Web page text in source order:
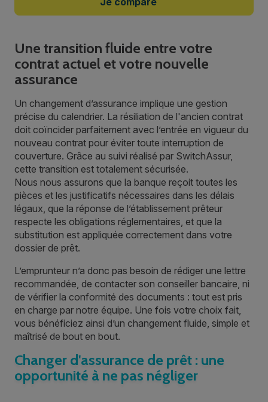
Une transition fluide entre votre
contrat actuel et votre nouvelle
assurance
Un changement d’assurance implique une gestion
précise du calendrier. La résiliation de l'ancien contrat
doit coïncider parfaitement avec l’entrée en vigueur du
nouveau contrat pour éviter toute interruption de
couverture. Grâce au suivi réalisé par SwitchAssur,
cette transition est totalement sécurisée.
Nous nous assurons que la banque reçoit toutes les
pièces et les justificatifs nécessaires dans les délais
légaux, que la réponse de l’établissement prêteur
respecte les obligations réglementaires, et que la
substitution est appliquée correctement dans votre
dossier de prêt.
L’emprunteur n’a donc pas besoin de rédiger une lettre
recommandée, de contacter son conseiller bancaire, ni
de vérifier la conformité des documents : tout est pris
en charge par notre équipe. Une fois votre choix fait,
vous bénéficiez ainsi d’un changement fluide, simple et
maîtrisé de bout en bout.
Changer d'assurance de prêt : une
opportunité à ne pas négliger